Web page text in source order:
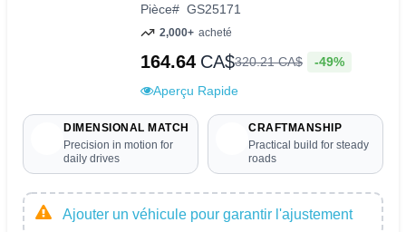
Pièce# GS25171
2,000+ acheté
164.64 CA$320.21CA$ -49%
Aperçu Rapide
DIMENSIONAL MATCH
Precision in motion for
daily drives
CRAFTMANSHIP
Practical build for steady
roads
Ajouter un véhicule pour garantir l'ajustement